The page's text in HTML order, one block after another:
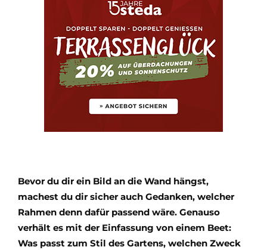
Bevor du dir ein Bild an die Wand hängst,
machest du dir sicher auch Gedanken, welcher
Rahmen denn dafür passend wäre. Genauso
verhält es mit der Einfassung von einem Beet:
Was passt zum Stil des Gartens, welchen Zweck